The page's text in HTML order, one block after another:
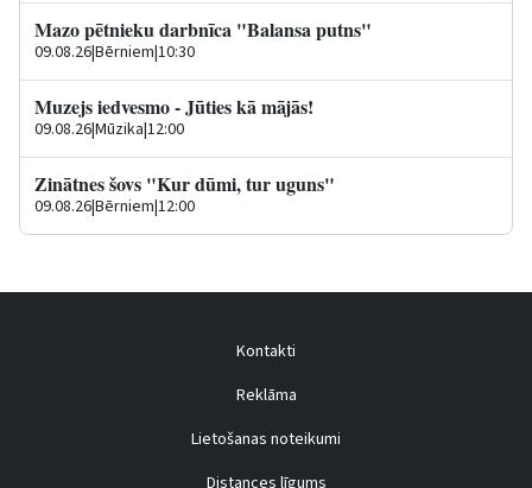
Mazo pētnieku darbnīca "Balansa putns"
09.08.26|Bērniem|10:30
Muzejs iedvesmo - Jūties kā mājās!
09.08.26|Mūzika|12:00
Zinātnes šovs "Kur dūmi, tur uguns"
09.08.26|Bērniem|12:00
Kontakti
Reklāma
Lietošanas noteikumi
Distances līgums